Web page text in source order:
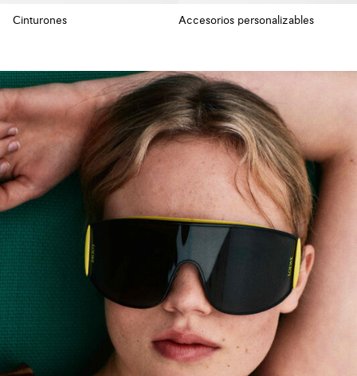
Cinturones Accesorios personalizables